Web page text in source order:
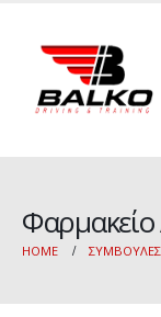
HOME ΣΥΜΒΟΥΛΈΣ